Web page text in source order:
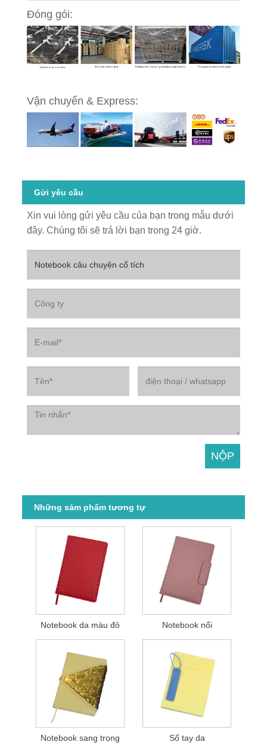
Đóng gói:
Vận chuyển & Express:
Gửi yêu cầu
Xin vui lòng gửi yêu cầu của bạn trong mẫu dưới
đây. Chúng tôi sẽ trả lời bạn trong 24 giờ.
Những sảm phẩm tương tự
Notebook da màu đỏ Notebook nổi
Notebook sang trọng Sổ tay da